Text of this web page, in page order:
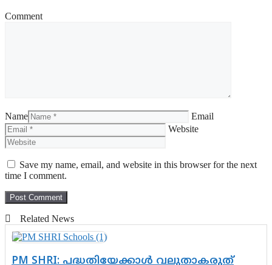
Comment
Name
Email
Website
Save my name, email, and website in this browser for the next
time I comment.
Related News
PM SHRI: പദ്ധതിയേക്കാൾ വലുതാകരുത്